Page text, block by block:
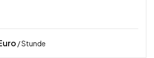
/ Stunde